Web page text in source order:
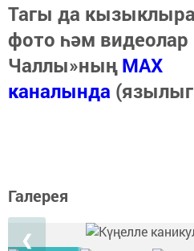
Тагы да
фото һәм
Чаллы»ныңMAX
каналында
Галерея
❮